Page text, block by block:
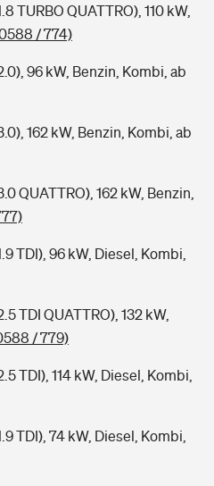
TURBO QUATTRO), 110 kW,
/ 774)
96 kW, Benzin, Kombi, ab
162 kW, Benzin, Kombi, ab
QUATTRO), 162 kW, Benzin,
TDI), 96 kW, Diesel, Kombi,
TDI QUATTRO), 132 kW,
/ 779)
TDI), 114 kW, Diesel, Kombi,
TDI), 74 kW, Diesel, Kombi,